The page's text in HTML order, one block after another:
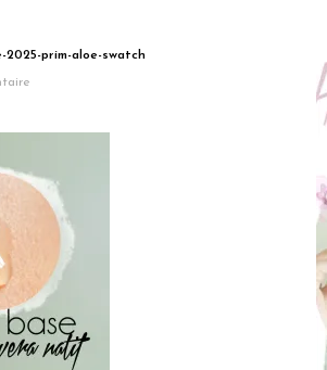
prim-aloe-swatch